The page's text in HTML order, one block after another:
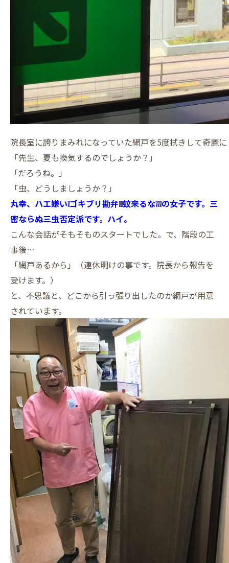
院長室に誇りまみれになっていた網戸を5度拭きして奇麗
「先生、夏も換気するのでしょうか？」
「だろうね。」
「虫、どうしましょうか？」
丸幸、ハエ嫌い❕ゴキブリ勘弁❕❕蚊来るな❕❕❕の女子です。三
密ならぬ三虫否定派です。ハイ。
こんな会話がそもそものスタートでした。で、階段の工
事後…
「網戸あるから」（連休明けの事です。院長から報告を
受けます。）
と、不思議と、どこから引っ張り出したのか網戸が用意
されています。